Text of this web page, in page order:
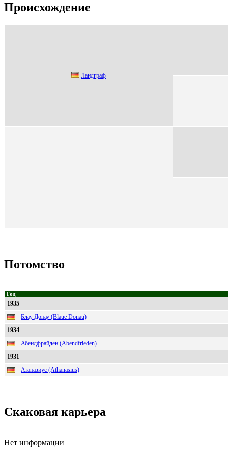
Происхождение
Лaндгpaф
Потомство
Год
1935
Блау Донау (Blaue Donau)
1934
Абендфрайден (Abendfrieden)
1931
Атаназиус (Athanasius)
Скаковая карьера
Нет информации